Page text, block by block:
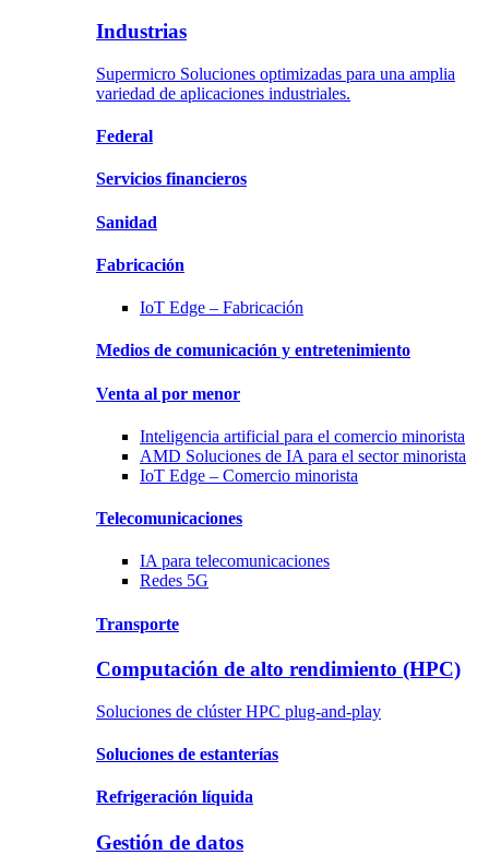
Industrias
Supermicro Soluciones optimizadas para una amplia
variedad de aplicaciones industriales.
Federal
Servicios financieros
Sanidad
Fabricación
IoT Edge – Fabricación
Medios de comunicación y entretenimiento
Venta al por menor
Inteligencia artificial para el comercio minorista
AMD Soluciones de IA para el sector minorista
IoT Edge – Comercio minorista
Telecomunicaciones
IA para telecomunicaciones
Redes 5G
Transporte
Computación de alto rendimiento (HPC)
Soluciones de clúster HPC plug-and-play
Soluciones de estanterías
Refrigeración líquida
Gestión de datos